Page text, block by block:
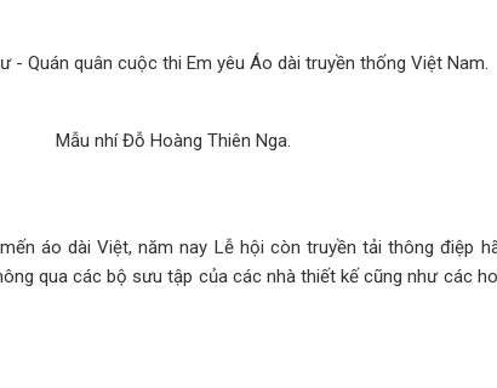
Ghế Giám Khảo Tại Huế
- Quán quân cuộc thi Em yêu Áo dài truyền thống Việt Nam.
Mẫu nhí Đỗ Hoàng Thiên Nga.
áo dài Việt, năm nay Lễ hội còn truyền tải thông điệp
qua các bộ sưu tập của các nhà thiết kế cũng như các